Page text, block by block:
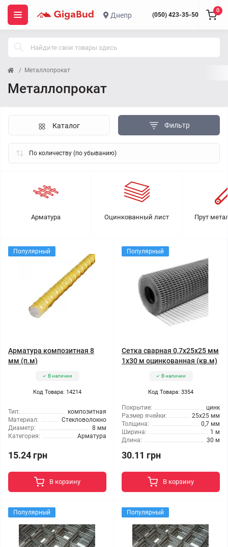
Днепр (050) 423-35-50
0
Металлопрокат
Металлопрокат
Фильтр
Каталог
Арматура Оцинкованный лист Прут
Популярный
Арматура композитная 8
мм (п.м)
В наличии
Код Товара: 14214
Тип:
композитная
Материал:
Стекловолокно
Диаметр:
8 мм
Категория:
Арматура
15.24 грн
В корзину
Популярный
Сетка сварная 0,7x25x25 мм
1x30 м оцинкованная (кв.м)
В наличии
Код Товара: 3354
Покрытие:
цинк
Размер ячейки:
25x25 мм
Толщина:
0,7 мм
Ширина:
1 м
Длина:
30 м
30.11 грн
В корзину
Популярный Популярный